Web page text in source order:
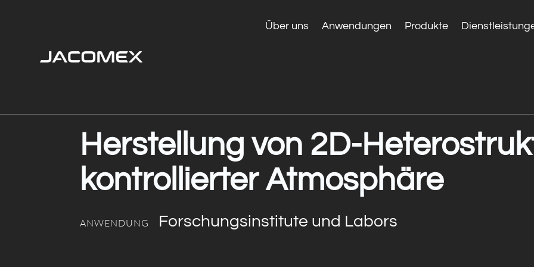
Über uns Anwendungen Produkte
Herstellung von 2D-
kontrollierter Atmosphäre
ANWENDUNG Forschungsinstitute und Labors